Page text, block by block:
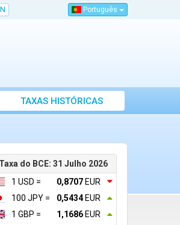
Português
TAXAS HISTÓRICAS
Taxa do BCE: 31 Julho 2026
1 USD =
0,8707 EUR
100 JPY =
0,5434EUR
1 GBP =
1,1686 EUR